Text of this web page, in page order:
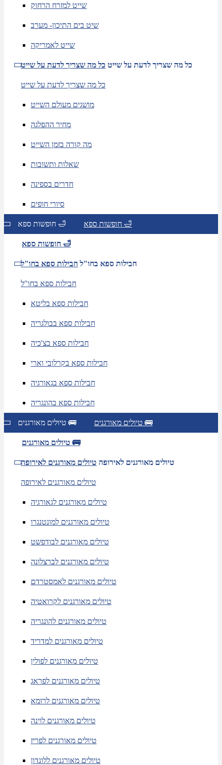
שייט למזרח הרחוק
שיט בים התיכון- מערב
שייט לאמריקה
כל מה שצריך לדעת על שייט כל מה שצריך לדעת על שייט
כל מה שצריך לדעת על שייט
מושגים מעולם השייט
מחיר ההפלגה
מה קורה בזמן השייט
שאלות ותשובות
חדרים בספינה
סיורי חופים
חופשות ספא 🛁 חופשות ספא 🛁
חופשות ספא 🛁
חבילות ספא בחו"ל חבילות ספא בחו"ל
חבילות ספא בחו"ל
חבילות ספא בליטא
חבילות ספא בבולגריה
חבילות ספא בצ'כיה
חבילות ספא בקרלובי וארי
חבילות ספא בגאורגיה
חבילות ספא בהונגריה
טיולים מאורגנים 🚌 טיולים מאורגנים 🚌
טיולים מאורגנים 🚌
טיולים מאורגנים לאירופה טיולים מאורגנים לאירופה
טיולים מאורגנים לאירופה
טיולים מאורגנים לגאורגיה
טיולים מאורגנים למונטנגרו
טיולים מאורגנים לבודפשט
טיולים מאורגנים לברצלונה
טיולים מאורגנים לאמסטרדם
טיולים מאורגנים לקרואטיה
טיולים מאורגנים להונגריה
טיולים מאורגנים למדריד
טיולים מאורגנים לפולין
טיולים מאורגנים לפראג
טיולים מאורגנים לרומא
טיולים מאורגנים לוינה
טיולים מאורגנים לפריז
טיולים מאורגנים ללונדון